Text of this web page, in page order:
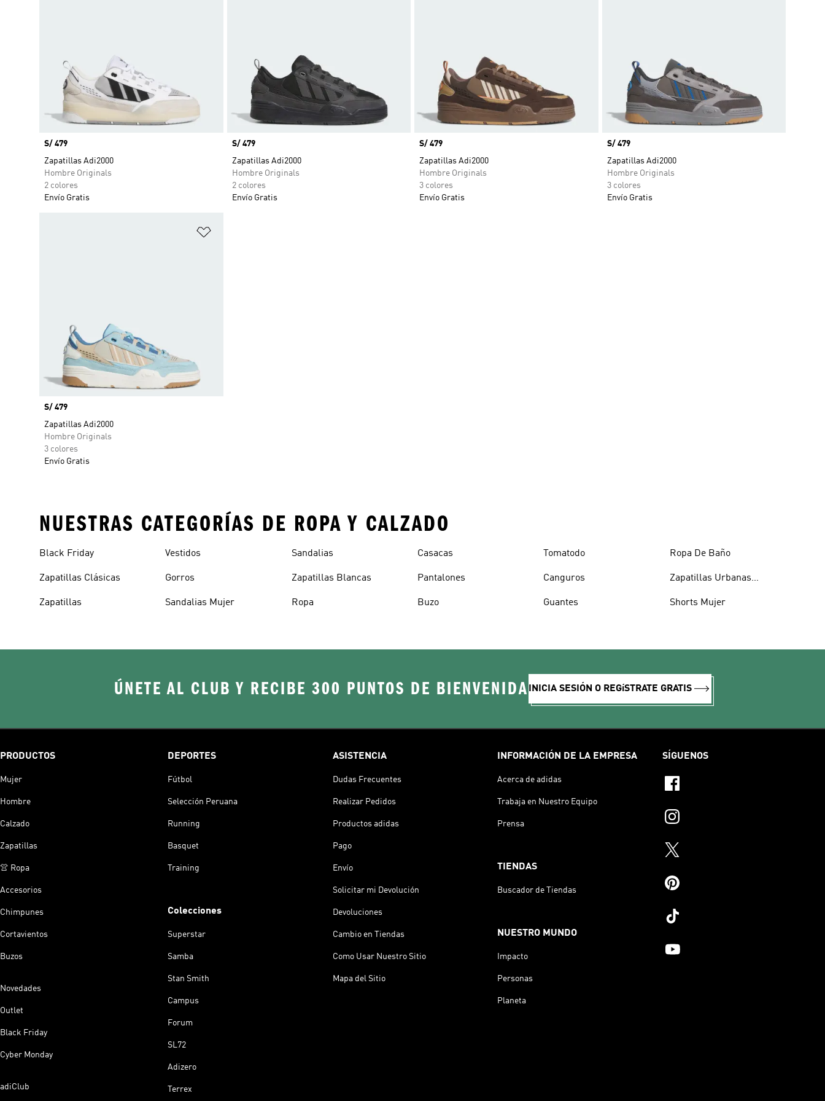
Precio
S/ 479
Zapatillas Adi2000
Hombre Originals
2 colores
Envío Gratis
Precio
S/ 479
Zapatillas Adi2000
Hombre Originals
2 colores
Envío Gratis
Precio
S/ 479
Zapatillas Adi2000
Hombre Originals
3 colores
Envío Gratis
Precio
S/ 479
Zapatillas Adi2000
Hombre Originals
3 colores
Envío Gratis
Precio
S/ 479
Zapatillas Adi2000
Hombre Originals
3 colores
Envío Gratis
NUESTRAS CATEGORÍAS DE ROPA Y CALZADO
Black Friday
Zapatillas Clásicas
Zapatillas
Vestidos
Gorros
Sandalias Mujer
Sandalias
Zapatillas Blancas
Ropa
Casacas
Pantalones
Buzo
Tomatodo
Canguros
Guantes
Ropa De Baño
Zapatillas Urbanas
Shorts Mujer
ÚNETE AL CLUB Y RECIBE 300 PUNTOS DE BIENVENIDA INICIA SESIÓN O REGíSTRATE GRATIS
PRODUCTOS
Mujer
Hombre
Calzado
Zapatillas
👚 Ropa
Accesorios
Chimpunes
Cortavientos
Buzos
Novedades
Outlet
Black Friday
Cyber Monday
adiClub
DEPORTES
Fútbol
Selección Peruana
Running
Basquet
Training
Colecciones
Superstar
Samba
Stan Smith
Campus
Forum
SL72
Adizero
Terrex
ASISTENCIA
Dudas Frecuentes
Realizar Pedidos
Productos adidas
Pago
Envío
Solicitar mi Devolución
Devoluciones
Cambio en Tiendas
Como Usar Nuestro Sitio
Mapa del Sitio
INFORMACIÓN DE LA EMPRESA
Acerca de adidas
Trabaja en Nuestro Equipo
Prensa
TIENDAS
Buscador de Tiendas
NUESTRO MUNDO
Impacto
Personas
Planeta
SÍGUENOS